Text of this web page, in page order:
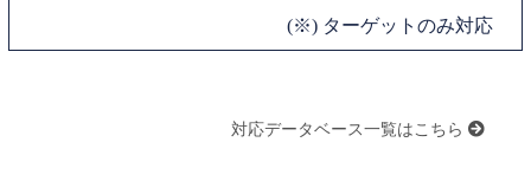
(※) ターゲットのみ対応
対応データベース一覧はこちら